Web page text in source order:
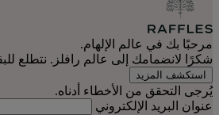
مرحبًا بك في عالم الإلهام.
شكرًا لانضمامك إلى عالم رافلز. نتطلع
استكشف المزيد
يُرجى التحقق من الأخطاء أدناه.
عنوان البريد الإلكتروني